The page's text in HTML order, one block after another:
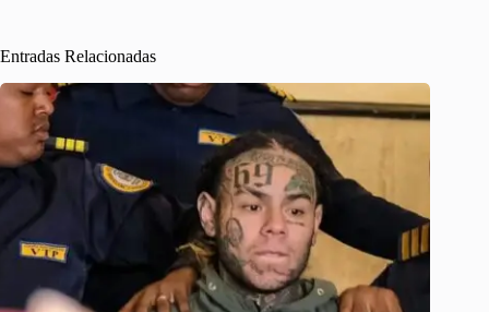
Entradas Relacionadas